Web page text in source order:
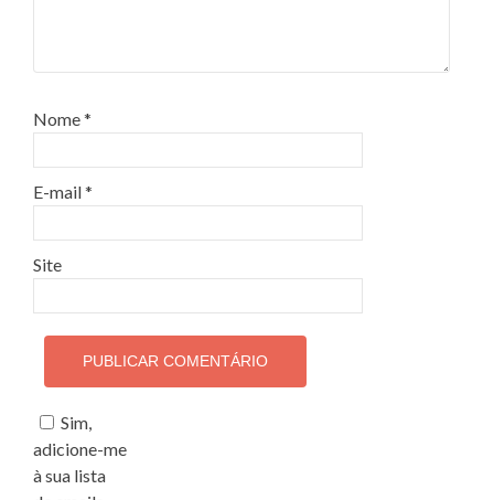
Nome*
E-mail*
Site
Sim,
adicione-me
à sua lista